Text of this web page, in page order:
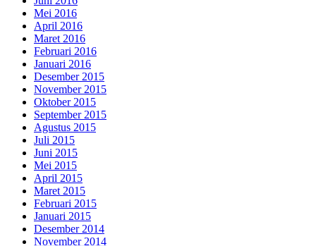
Mei 2016
April 2016
Maret 2016
Februari 2016
Januari 2016
Desember 2015
November 2015
Oktober 2015
September 2015
Agustus 2015
Juli 2015
Juni 2015
Mei 2015
April 2015
Maret 2015
Februari 2015
Januari 2015
Desember 2014
November 2014